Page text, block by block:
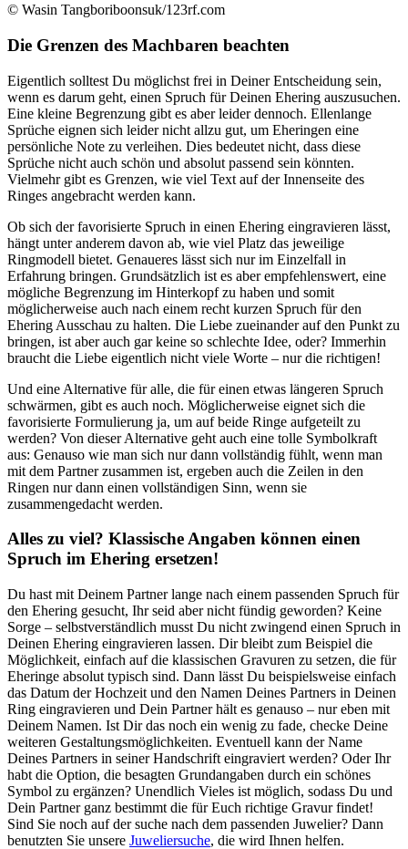
© Wasin Tangboriboonsuk/123rf.com
Die Grenzen des Machbaren beachten
Eigentlich solltest Du möglichst frei in Deiner Entscheidung sein,
wenn es darum geht, einen Spruch für Deinen Ehering auszusuchen.
Eine kleine Begrenzung gibt es aber leider dennoch. Ellenlange
Sprüche eignen sich leider nicht allzu gut, um Eheringen eine
persönliche Note zu verleihen. Dies bedeutet nicht, dass diese
Sprüche nicht auch schön und absolut passend sein könnten.
Vielmehr gibt es Grenzen, wie viel Text auf der Innenseite des
Ringes angebracht werden kann.
Ob sich der favorisierte Spruch in einen Ehering eingravieren lässt,
hängt unter anderem davon ab, wie viel Platz das jeweilige
Ringmodell bietet. Genaueres lässt sich nur im Einzelfall in
Erfahrung bringen. Grundsätzlich ist es aber empfehlenswert, eine
mögliche Begrenzung im Hinterkopf zu haben und somit
möglicherweise auch nach einem recht kurzen Spruch für den
Ehering Ausschau zu halten. Die Liebe zueinander auf den Punkt zu
bringen, ist aber auch gar keine so schlechte Idee, oder? Immerhin
braucht die Liebe eigentlich nicht viele Worte – nur die richtigen!
Und eine Alternative für alle, die für einen etwas längeren Spruch
schwärmen, gibt es auch noch. Möglicherweise eignet sich die
favorisierte Formulierung ja, um auf beide Ringe aufgeteilt zu
werden? Von dieser Alternative geht auch eine tolle Symbolkraft
aus: Genauso wie man sich nur dann vollständig fühlt, wenn man
mit dem Partner zusammen ist, ergeben auch die Zeilen in den
Ringen nur dann einen vollständigen Sinn, wenn sie
zusammengedacht werden.
Alles zu viel? Klassische Angaben können einen
Spruch im Ehering ersetzen!
Du hast mit Deinem Partner lange nach einem passenden Spruch für
den Ehering gesucht, Ihr seid aber nicht fündig geworden? Keine
Sorge – selbstverständlich musst Du nicht zwingend einen Spruch in
Deinen Ehering eingravieren lassen. Dir bleibt zum Beispiel die
Möglichkeit, einfach auf die klassischen Gravuren zu setzen, die für
Eheringe absolut typisch sind. Dann lässt Du beispielsweise einfach
das Datum der Hochzeit und den Namen Deines Partners in Deinen
Ring eingravieren und Dein Partner hält es genauso – nur eben mit
Deinem Namen. Ist Dir das noch ein wenig zu fade, checke Deine
weiteren Gestaltungsmöglichkeiten. Eventuell kann der Name
Deines Partners in seiner Handschrift eingraviert werden? Oder Ihr
habt die Option, die besagten Grundangaben durch ein schönes
Symbol zu ergänzen? Unendlich Vieles ist möglich, sodass Du und
Dein Partner ganz bestimmt die für Euch richtige Gravur findet!
Sind Sie noch auf der suche nach dem passenden Juwelier? Dann
benutzten Sie unsere Juweliersuche, die wird Ihnen helfen.